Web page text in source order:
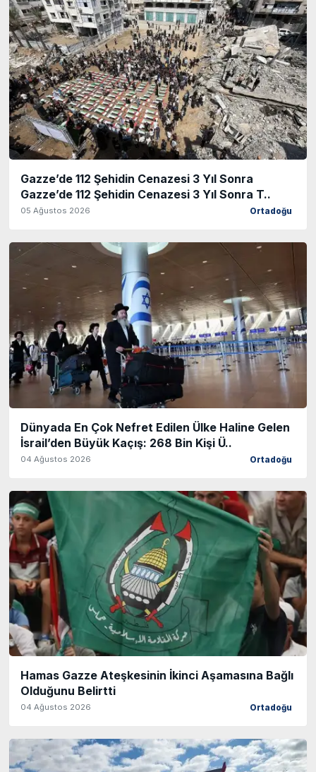
Gazze’de 112 Şehidin Cenazesi 3 Yıl Sonra
Gazze’de 112 Şehidin Cenazesi 3 Yıl Sonra T..
05 Ağustos 2026 Ortadoğu
Dünyada En Çok Nefret Edilen Ülke Haline Gelen
İsrail’den Büyük Kaçış: 268 Bin Kişi Ü..
04 Ağustos 2026 Ortadoğu
Hamas Gazze Ateşkesinin İkinci Aşamasına Bağlı
Olduğunu Belirtti
04 Ağustos 2026 Ortadoğu